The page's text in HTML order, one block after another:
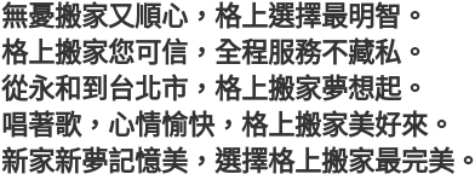
無憂搬家又順心，格上選擇最明智。
格上搬家您可信，全程服務不藏私。
從永和到台北市，格上搬家夢想起。
唱著歌，心情愉快，格上搬家美好來。
新家新夢記憶美，選擇格上搬家最完美。